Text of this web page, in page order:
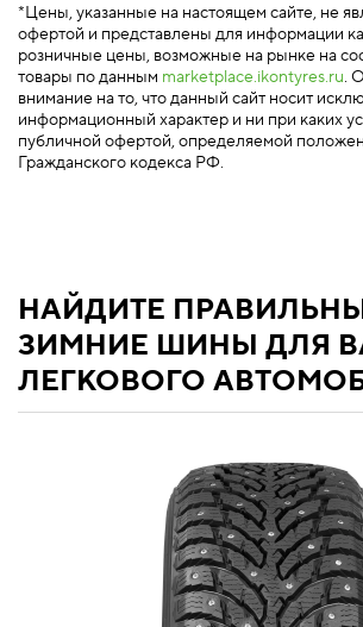
*Цены, указанные на настоящем сайте, не
офертой и представлены для информации
розничные цены, возможные на рынке на
товары по данным marketplace.ikontyres.ru.
внимание на то, что данный сайт носит
информационный характер и ни при каких
публичной офертой, определяемой
Гражданского кодекса РФ.
НАЙДИТЕ
ЗИМНИЕ ШИНЫ ДЛЯ
ЛЕГКОВОГО